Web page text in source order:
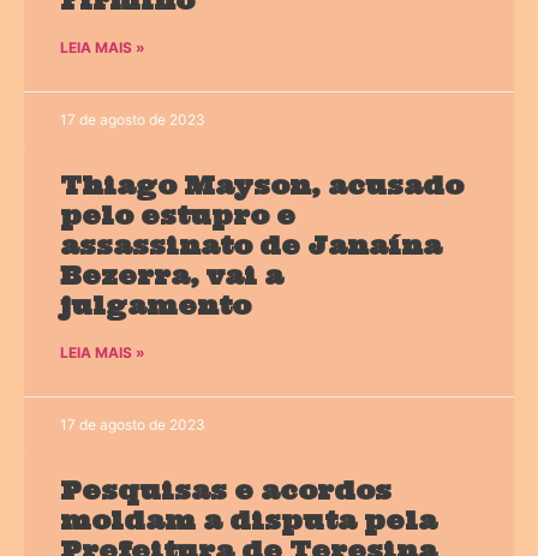
LEIA MAIS »
17 de agosto de 2023
Thiago Mayson, acusado
pelo estupro e
assassinato de Janaína
Bezerra, vai a
julgamento
LEIA MAIS »
17 de agosto de 2023
Pesquisas e acordos
moldam a disputa pela